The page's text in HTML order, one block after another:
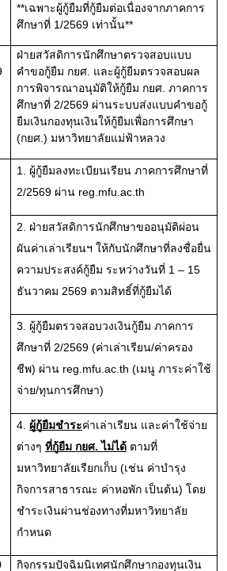
**เฉพาะผู้กู้ยืมที่กู้ยืมต่อเนื่องจากภาคการ
ศึกษาที่ 1/2569 เท่านั้น**
ฝ่ายสวัสดิการนักศึกษาตรวจสอบแบบ
คำขอกู้ยืม กยศ. และผู้กู้ยืมตรวจสอบผล
การพิจารณาอนุมัติให้กู้ยืม กยศ. ภาคการ
ศึกษาที่ 2/2569 ผ่านระบบส่งแบบคำขอกู้
ยืมเงินกองทุนเงินให้กู้ยืมเพื่อการศึกษา
(กยศ.) มหาวิทยาลัยแม่ฟ้าหลวง
1. ผู้กู้ยืมลงทะเบียนเรียน ภาคการศึกษาที่
2/2569 ผ่าน reg.mfu.ac.th
2. ฝ่ายสวัสดิการนักศึกษาขออนุมัติผ่อน
ผันค่าเล่าเรียนฯ ให้กับนักศึกษาที่ลงชื่อยื่น
ความประสงค์กู้ยืม ระหว่างวันที่ 1 – 15
ธันวาคม 2569 ตามสิทธิ์ที่กู้ยืมได้
3. ผู้กู้ยืมตรวจสอบวงเงินกู้ยืม ภาคการ
ศึกษาที่ 2/2569 (ค่าเล่าเรียน/ค่าครอง
ชีพ) ผ่าน reg.mfu.ac.th (เมนู ภาระค่าใช้
จ่าย/ทุนการศึกษา)
4. ผู้กู้ยืมชำระค่าเล่าเรียน และค่าใช้จ่าย
ต่างๆ ที่กู้ยืม กยศ. ไม่ได้ ตามที่
มหาวิทยาลัยเรียกเก็บ (เช่น ค่าบำรุง
กิจการสาธารณะ ค่าหอพัก เป็นต้น) โดย
ชำระเงินผ่านช่องทางที่มหาวิทยาลัย
กำหนด
กิจกรรมปัจฉิมนิเทศนักศึกษากองทุนเงิน